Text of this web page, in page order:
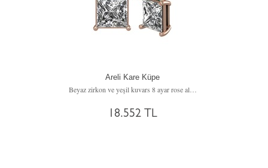
Areli Kare Küpe
Beyaz zirkon ve yeşil kuvars 8 ayar rose altın küpe
18.552 TL